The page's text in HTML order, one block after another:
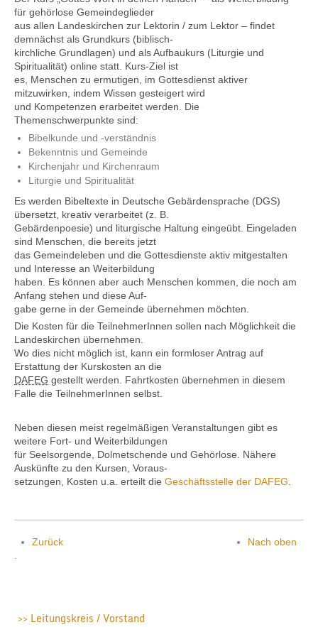
für gehörlose Gemeindeglieder
aus allen Landeskirchen zur Lektorin / zum Lektor – findet
demnächst als Grundkurs (biblisch-
kirchliche Grundlagen) und als Aufbaukurs (Liturgie und
Spiritualität) online statt. Kurs-Ziel ist
es, Menschen zu ermutigen, im Gottesdienst aktiver
mitzuwirken, indem Wissen gesteigert wird
und Kompetenzen erarbeitet werden. Die
Themenschwerpunkte sind:
Bibelkunde und -verständnis
Bekenntnis und Gemeinde
Kirchenjahr und Kirchenraum
Liturgie und Spiritualität
Es werden Bibeltexte in Deutsche Gebärdensprache (DGS)
übersetzt, kreativ verarbeitet (z. B.
Gebärdenpoesie) und liturgische Haltung eingeübt. Eingeladen
sind Menschen, die bereits jetzt
das Gemeindeleben und die Gottesdienste aktiv mitgestalten
und Interesse an Weiterbildung
haben. Es können aber auch Menschen kommen, die noch am
Anfang stehen und diese Auf-
gabe gerne in der Gemeinde übernehmen möchten.
Die Kosten für die TeilnehmerInnen sollen nach Möglichkeit die
Landeskirchen übernehmen.
Wo dies nicht möglich ist, kann ein formloser Antrag auf
Erstattung der Kurskosten an die
DAFEG gestellt werden. Fahrtkosten übernehmen in diesem
Falle die TeilnehmerInnen selbst.
Neben diesen meist regelmäßigen Veranstaltungen gibt es
weitere Fort- und Weiterbildungen
für Seelsorgende, Dolmetschende und Gehörlose. Nähere
Auskünfte zu den Kursen, Voraus-
setzungen, Kosten u.a. erteilt die Geschäftsstelle der DAFEG
Zurück
Nach oben
Leitungskreis / Vorstand